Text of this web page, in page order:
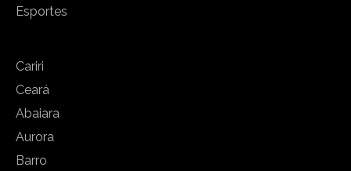
Esportes
Cariri
Ceará
Abaiara
Aurora
Barro